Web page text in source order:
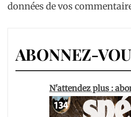
données de vos
ABONNEZ-
N'attendez plus :